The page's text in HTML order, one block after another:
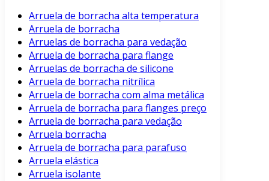
Arruela de borracha alta temperatura
Arruela de borracha
Arruelas de borracha para vedação
Arruela de borracha para flange
Arruelas de borracha de silicone
Arruela de borracha nitrílica
Arruela de borracha com alma metálica
Arruela de borracha para flanges preço
Arruela de borracha para vedação
Arruela borracha
Arruela de borracha para parafuso
Arruela elástica
Arruela isolante